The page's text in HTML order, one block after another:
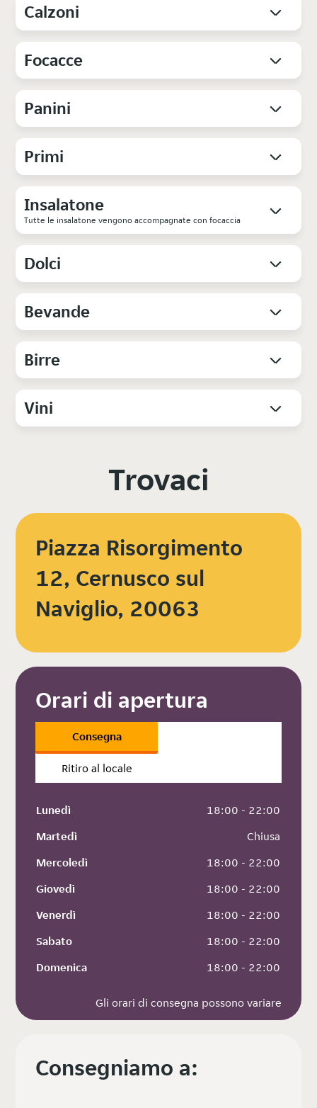
Calzoni
Focacce
Panini
Primi
Insalatone
Tutte le insalatone vengono accompagnate con focaccia
Dolci
Bevande
Birre
Vini
Trovaci
Piazza Risorgimento
12, Cernusco sul
Naviglio, 20063
Orari di apertura
Consegna
Ritiro al locale
Lunedì
18:00 - 22:00
Martedì
Chiusa
Mercoledì
18:00 - 22:00
Giovedì
18:00 - 22:00
Venerdì
18:00 - 22:00
Sabato
18:00 - 22:00
Domenica
18:00 - 22:00
Gli orari di consegna possono variare
Consegniamo a: